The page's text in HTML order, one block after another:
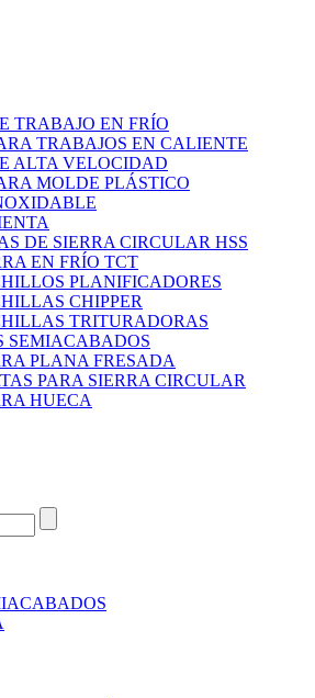
TRABAJO EN FRÍO
TRABAJOS EN CALIENTE
ALTA VELOCIDAD
MOLDE PLÁSTICO
DE SIERRA CIRCULAR HSS
EN FRÍO TCT
PLANIFICADORES
CHIPPER
TRITURADORAS
SEMIACABADOS
PLANA FRESADA
PARA SIERRA CIRCULAR
HUECA